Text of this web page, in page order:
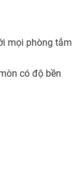
mọi phòng tắm
có độ bền